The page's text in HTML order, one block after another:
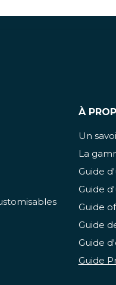
À
Un
La
Guide
Guide
Guide
Guide
Guide
Guide